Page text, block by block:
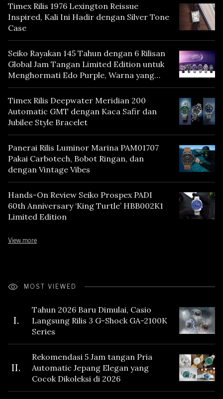
Timex Rilis 1976 Lexington Reissue
Inspired, Kali Ini Hadir dengan Silver Tone
Case
Seiko Rayakan 145 Tahun dengan 6 Rilisan
Global Jam Tangan Limited Edition untuk
Menghormati Edo Purple, Warna yang
Mencerminkan Warisan Tokyo
Timex Rilis Deepwater Meridian 200
Automatic GMT dengan Kaca Safir dan
Jubilee Style Bracelet
Panerai Rilis Luminor Marina PAM01707
Pakai Carbotech, Bobot Ringan, dan
dengan Vintage Vibes
Hands-On Review Seiko Prospex PADI
60th Anniversary ‘King Turtle’ HBB002K1
Limited Edition
View more
MOST VIEWED
I.
Tahun 2026 Baru Dimulai, Casio
Langsung Rilis 3 G-Shock GA-2100K
Series
II.
Rekomendasi 5 Jam tangan Pria
Automatic Jepang Elegan yang
Cocok Dikoleksi di 2026